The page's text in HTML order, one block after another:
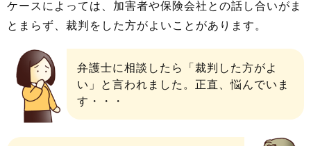
ケースによっては、加害者や保険会社との話し合いがま
とまらず、裁判をした方がよいことがあります。
弁護士に相談したら「裁判した方がよ
い」と言われました。正直、悩んでいま
す・・・